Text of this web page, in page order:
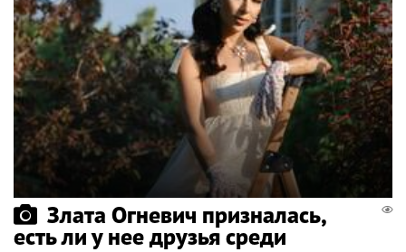
Злата Огневич призналась,
есть ли у нее друзья среди